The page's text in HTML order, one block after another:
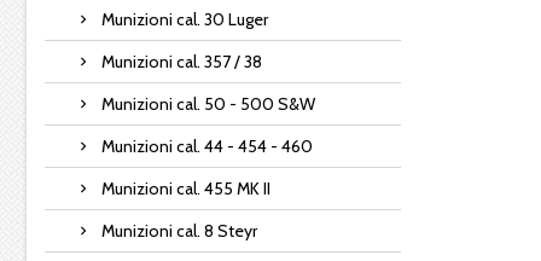
Munizioni cal. 30 Luger
Munizioni cal. 357 / 38
Munizioni cal. 50 - 500 S&W
Munizioni cal. 44 - 454 - 460
Munizioni cal. 455 MK II
Munizioni cal. 8 Steyr